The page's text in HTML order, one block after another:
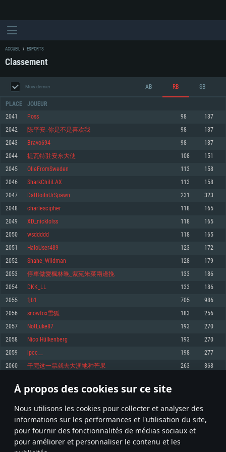
À propos des cookies sur ce site
Nous utilisons les cookies pour collecter et analyser des
informations sur les performances et l'utilisation du site,
pour fournir des fonctionnalités de médias sociaux et
pour améliorer et personnaliser le contenu et les
CONFIGURATION SYSTÈME REQUISE
Minimum
OS: Windows 10 (64 bit)
Processeur: Dual-Core 2.2 GHz
Mémoire: 4 GB
Carte graphique supportant DirectX 11: AMD Radeon 77XX / NVIDIA
GeForce GTX 660. La résolution minimale supportée par le jeu est de 720p
Connection: Connexion Internet à haut débit
Disque dur: 23.1 Go (client minimal)
Recommandée
1060 et plus, Radeon RX 570 et plus.
Disque dur: 75.9 Go (client complet)
Minimum
OS: Mac OS Big Sur 11.0 ou plus récent
Processeur: Core i5, minimum 2.2GHz (Les processeurs Intel Xeon ne sont
pas supportés)
Mémoire: 6 GB
Carte graphique: Intel Iris Pro 5200 (Mac), ou analogue AMD/Nvidia. La
résolution minimale supportée par le jeu est de 720p.
Connection: Connexion Internet à haut débit
Disque dur: 62,2 Go (client minimal)
Recommandée
OS: Mac OS Big Sur 11.0 ou plus récent
Processeur: Core i7 (Les processeurs Intel Xeon ne sont pas supportés)
Mémoire: 8 GB
Carte graphique: Radeon Vega II ou plus avec support de Metal
Disque dur: 62,2 Go (client complet)
Minimum
OS: Les configurations Linux 64 bits les plus modernes
Processeur: Dual-Core 2.4 GHz
Mémoire: 4 GB
Carte graphique: NVIDIA 660 avec les derniers drivers (moins de 6 mois) /
de même pour AMD (La résolution minimale supportée par le jeu est de
720p)
Connection: Connexion Internet à haut débit
Disque dur: 62,2 Go (client minimal)
Recommandée
OS: Ubuntu 20.04 64bit
Processeur: Intel Core i7
Mémoire: 8 GB
Carte graphique: NVIDIA 1060 avec les derniers drivers (moins de 6 mois) /
6 mois et supportant Vulkan
Connection: Connexion Internet à haut débit
Disque dur: 60,2 Go (client complet)
ACCUEIL ESPORTS
Classement
Mois dernier AB RB SB
PLACE JOUEUR
2041 Poss 98 137
2042 陈平安_你是不是喜欢我 98 137
2043 Bravo694 98 137
2044 提瓦特驻安东大使 108 151
2045 OlleFromSweden 113 158
2046 SharkChiliLAX 113 158
2047 DatBoiInUrSpawn 231 323
2048 charlescipher 118 165
2049 XD_nicklolss 118 165
2050 wsddddd 118 165
2051 HaloUser489 123 172
2052 Shahe_Wildman 128 179
2053 停車做愛楓林晚_紫苑朱菜兩邊挽 133 186
2054 DKK_LL 133 186
2055 fjb1 705 986
2056 snowfox雪狐 183 256
2057 NotLuke87 193 270
2058 Nico Hülkenberg 193 270
2059 lpcc__ 198 277
2060 干完这一票就去大溪地种芒果 263 368
* Classement mis à jour quotidiennement
102 103 104 203